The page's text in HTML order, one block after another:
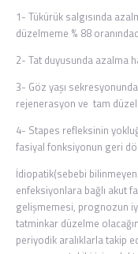
1- Tükürük salgısında
düzelmeme % 88
2- Tat duyusunda azalma
3- Göz yaşı
rejenerasyon ve tam
4- Stapes refleksinin
fasiyal fonksiyonun geri
İdiopatik(sebebi
enfeksiyonlara bağlı akut
gelişmemesi, prognozun
tatminkar düzelme
periyodik aralıklarla takip